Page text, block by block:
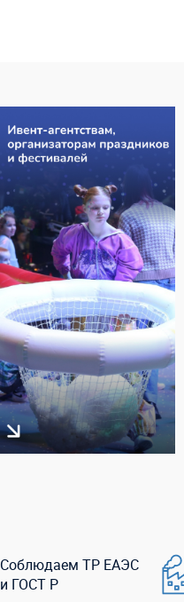
Соблюдаем ТР ЕАЭС
и ГОСТ Р